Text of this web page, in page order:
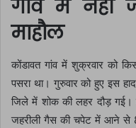
गांव में नहीं
माहौल
कोंडावत गांव में शुक्रवार को
पसरा था। गुरुवार को हुए इस
जिले में शोक की लहर दौड़ गई।
जहरीली गैस की चपेट में आने से